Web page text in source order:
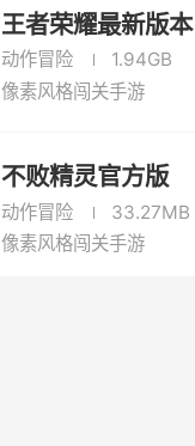
王者荣耀最新版本
动作冒险
1.94GB
像素风格闯关手游
不败精灵官方版
动作冒险
33.27MB
像素风格闯关手游